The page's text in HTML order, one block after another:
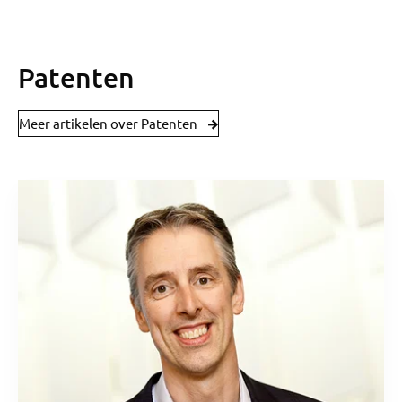
Patenten
Meer artikelen over Patenten